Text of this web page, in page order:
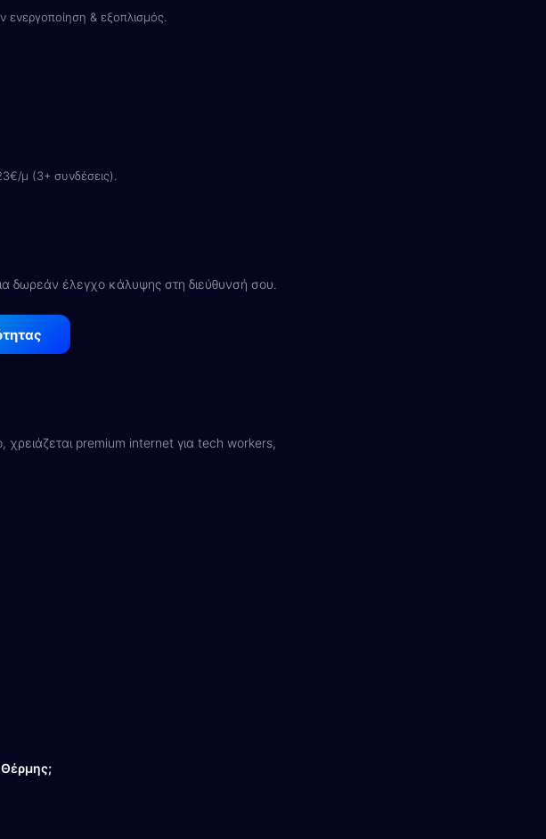
& εξοπλισμός.
μ (3+ συνδέσεις).
δωρεάν έλεγχο κάλυψης στη διεύθυνσή σου.
premium internet για tech workers,
Θέρμης;